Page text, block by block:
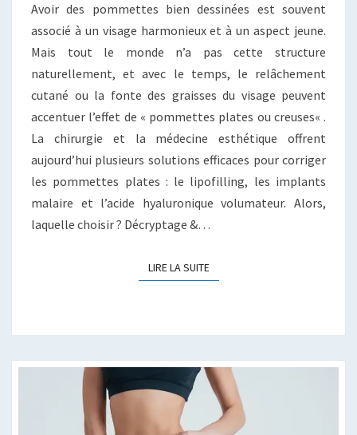
Avoir des pommettes bien dessinées est souvent
associé à un visage harmonieux et à un aspect jeune.
Mais tout le monde n’a pas cette structure
naturellement, et avec le temps, le relâchement
cutané ou la fonte des graisses du visage peuvent
accentuer l’effet de « pommettes plates ou creuses« .
La chirurgie et la médecine esthétique offrent
aujourd’hui plusieurs solutions efficaces pour corriger
les pommettes plates : le lipofilling, les implants
malaire et l’acide hyaluronique volumateur. Alors,
laquelle choisir ? Décryptage &…
LIRE LA SUITELIRE LA SUITE